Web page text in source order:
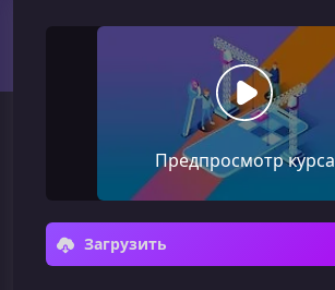
Предпросмотр курса
Загрузить